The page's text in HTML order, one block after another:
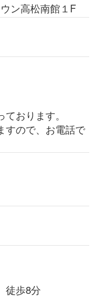
ン高松南館１F
おります。
すので、お電話で
徒歩8分